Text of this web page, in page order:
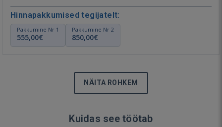
Hinnapakkumised tegijatelt:
Pakkumine Nr 1
555,00€
Pakkumine Nr 2
850,00€
NÄITA ROHKEM
Kuidas see töötab